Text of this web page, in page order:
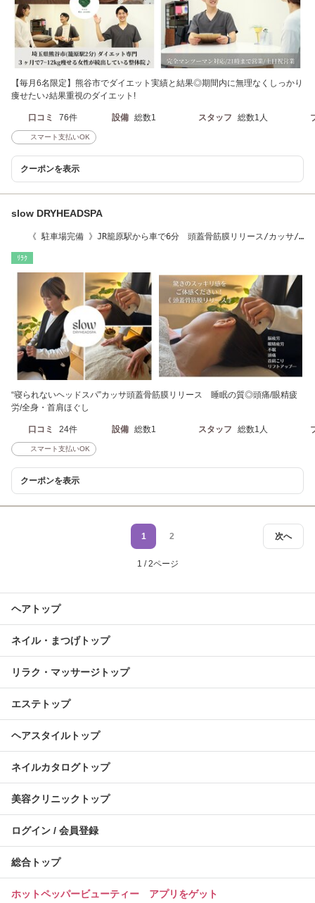
【毎月6名限定】熊谷市でダイエット実績と結果◎期間内に無理なくしっかり
痩せたい♪結果重視のダイエット!
口コミ 76件 設備 総数1 スタッフ 総数1人
スマート支払いOK
クーポンを表示
slow DRYHEADSPA
《 駐車場完備 》JR籠原駅から車で6分 頭蓋骨筋膜リリース/カッサ/
ﾘﾗｸ
“寝られないヘッドスパ”カッサ頭蓋骨筋膜リリース 睡眠の質◎頭痛/眼精疲
労/全身・首肩ほぐし
口コミ 24件 設備 総数1 スタッフ 総数1人
スマート支払いOK
クーポンを表示
次へ
1 2
1 / 2ページ
ヘアトップ
ネイル・まつげトップ
リラク・マッサージトップ
エステトップ
ヘアスタイルトップ
ネイルカタログトップ
美容クリニックトップ
ログイン / 会員登録
総合トップ
ホットペッパービューティー アプリをゲット